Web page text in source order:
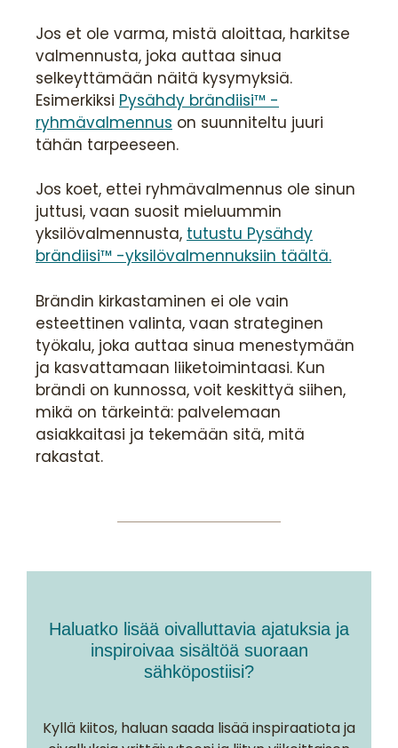
Jos et ole varma, mistä aloittaa, harkitse
valmennusta, joka auttaa sinua
selkeyttämään näitä kysymyksiä.
Esimerkiksi Pysähdy brändiisi™ -
ryhmävalmennus on suunniteltu juuri
tähän tarpeeseen.
Jos koet, ettei ryhmävalmennus ole sinun
juttusi, vaan suosit mieluummin
yksilövalmennusta, tutustu Pysähdy
brändiisi™ -yksilövalmennuksiin täältä.
Brändin kirkastaminen ei ole vain
esteettinen valinta, vaan strateginen
työkalu, joka auttaa sinua menestymään
ja kasvattamaan liiketoimintaasi. Kun
brändi on kunnossa, voit keskittyä siihen,
mikä on tärkeintä: palvelemaan
asiakkaitasi ja tekemään sitä, mitä
rakastat.
Haluatko lisää oivalluttavia ajatuksia ja
inspiroivaa sisältöä suoraan
sähköpostiisi?
Kyllä kiitos, haluan saada lisää inspiraatiota ja